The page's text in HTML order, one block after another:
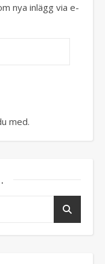
nya inlägg via e-
med.